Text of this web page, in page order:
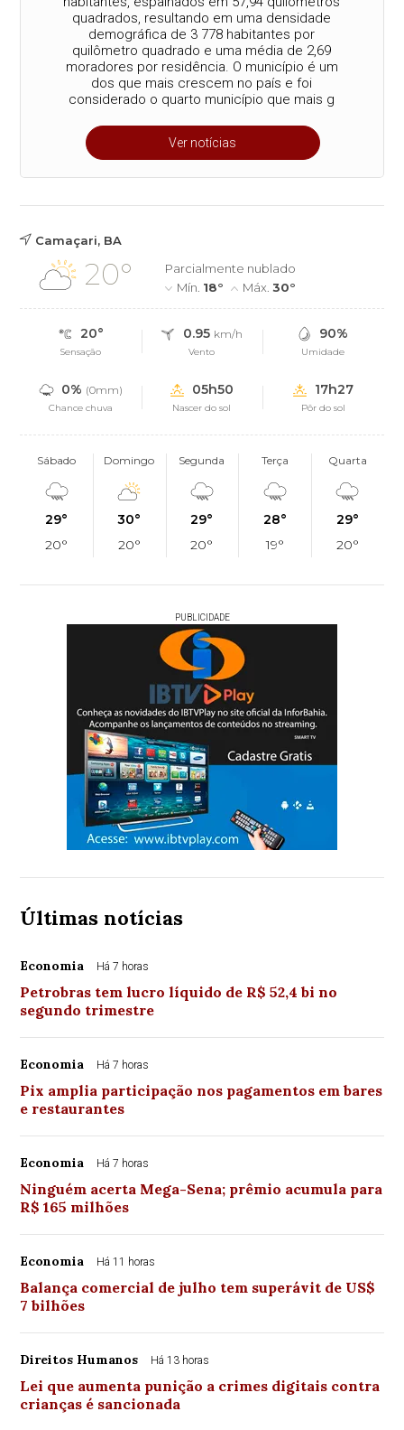
quadrados, resultando em uma densidade
demográfica de 3 778 habitantes por
quilômetro quadrado e uma média de 2,69
moradores por residência. O município é um
dos que mais crescem no país e foi
considerado o quarto município que mais g
Ver notícias
Camaçari, BA
20°
Parcialmente nublado
Mín. 18° Máx.30°
20°
Sensação
0.95 km/h
Vento
90%
Umidade
0% (0mm)
Chance chuva
05h50
Nascer do sol
17h27
Pôr do sol
Sábado
29°
20°
Domingo
30°
20°
Segunda
29°
20°
Terça
28°
19°
Quarta
29°
20°
PUBLICIDADE
Últimas notícias
Economia Há 7 horas
Petrobras tem lucro líquido de R$ 52,4 bi no
segundo trimestre
Economia Há 7 horas
Pix amplia participação nos pagamentos em bares
e restaurantes
Economia Há 7 horas
Ninguém acerta Mega-Sena; prêmio acumula para
R$ 165 milhões
Economia Há 11 horas
Balança comercial de julho tem superávit de US$
7 bilhões
Direitos Humanos Há 13 horas
Lei que aumenta punição a crimes digitais contra
crianças é sancionada